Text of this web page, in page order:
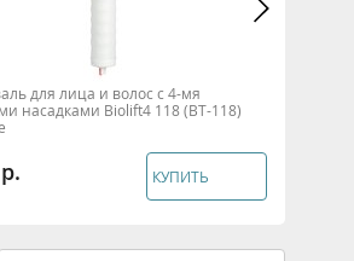
для лица и волос с 4-мя
насадками Biolift4 118 (BT-118)
КУПИТЬ